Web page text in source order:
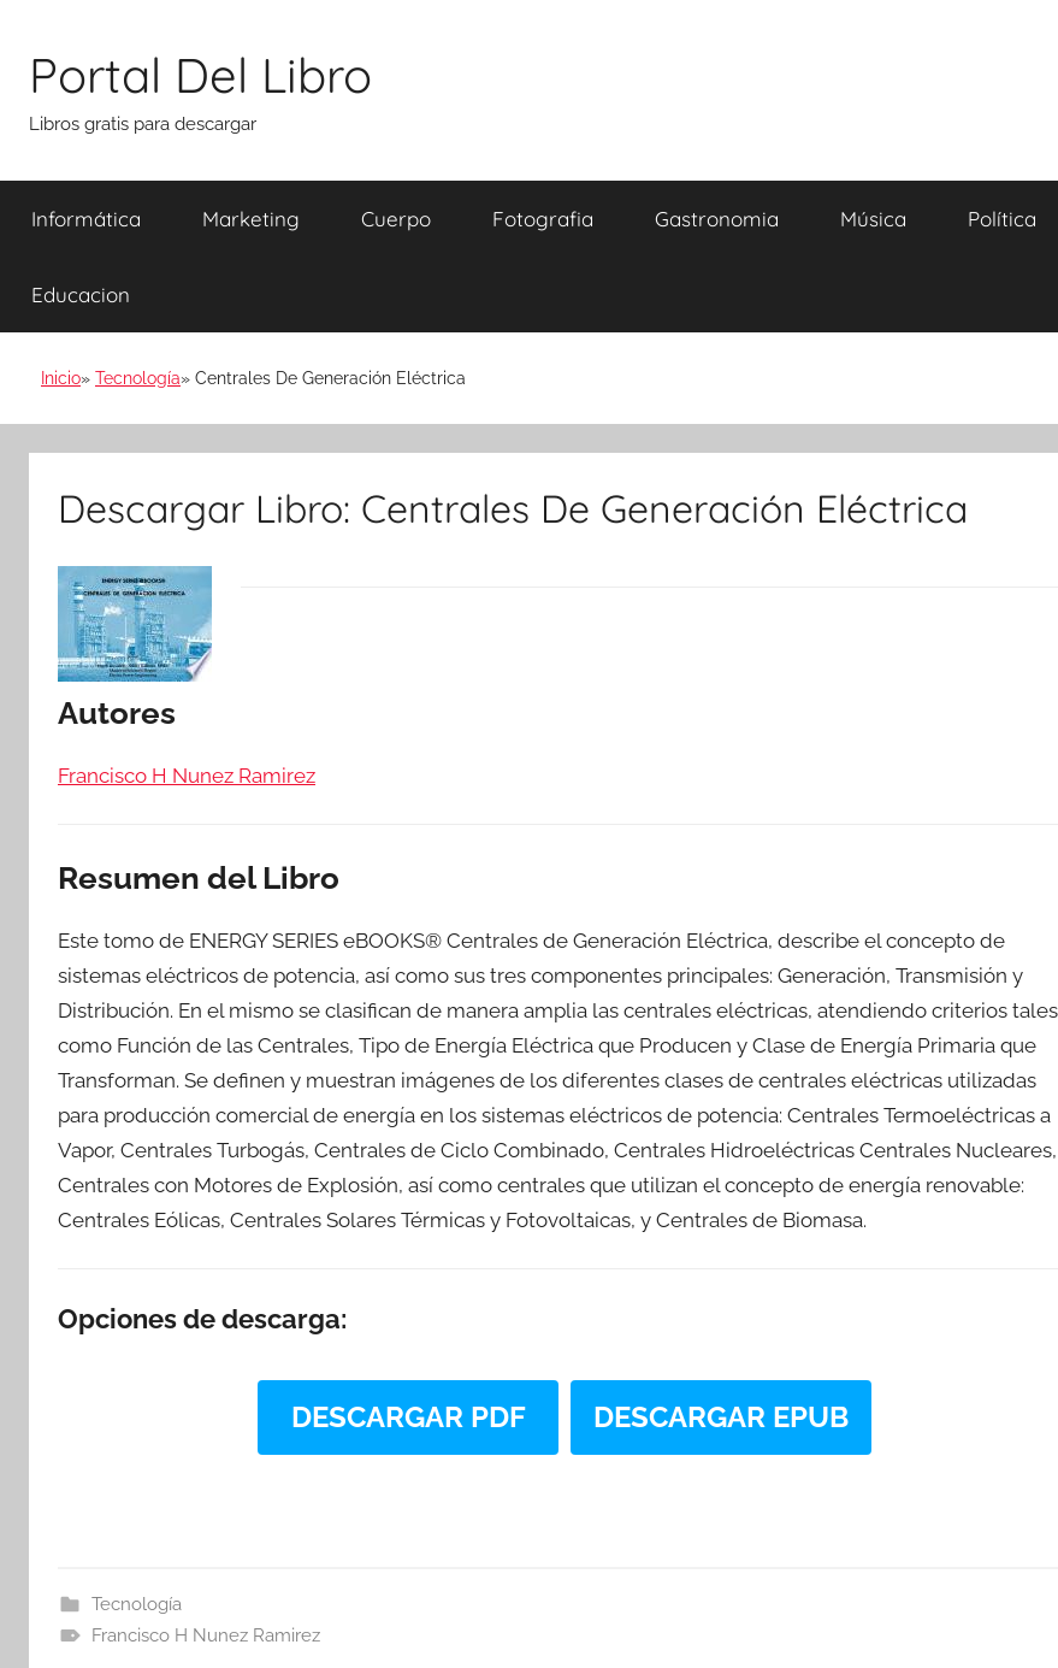
contenido
Portal Del Libro
Libros gratis para descargar
Informática Marketing Cuerpo Fotografia Gastronomia Música Política
Educacion
Inicio Tecnología Centrales De Generación Eléctrica
Descargar Libro: Centrales De Generación Eléctrica
Autores
Francisco H Nunez Ramirez
Resumen del Libro
Este tomo de ENERGY SERIES eBOOKS® Centrales de Generación Eléctrica, describe el concepto de
sistemas eléctricos de potencia, así como sus tres componentes principales: Generación, Transmisión y
Distribución. En el mismo se clasifican de manera amplia las centrales eléctricas, atendiendo criterios tales
como Función de las Centrales, Tipo de Energía Eléctrica que Producen y Clase de Energía Primaria que
Transforman. Se definen y muestran imágenes de los diferentes clases de centrales eléctricas utilizadas
para producción comercial de energía en los sistemas eléctricos de potencia: Centrales Termoeléctricas a
Vapor, Centrales Turbogás, Centrales de Ciclo Combinado, Centrales Hidroeléctricas Centrales Nucleares,
Centrales con Motores de Explosión, así como centrales que utilizan el concepto de energía renovable:
Centrales Eólicas, Centrales Solares Térmicas y Fotovoltaicas, y Centrales de Biomasa.
Opciones de descarga:
DESCARGAR PDF DESCARGAR EPUB
Tecnología
Francisco H Nunez Ramirez